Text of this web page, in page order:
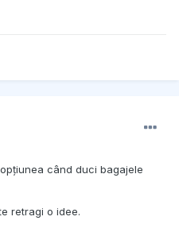
când duci bagajele
retragi o idee.